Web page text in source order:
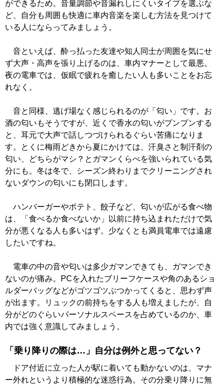
ができるため。音量調節や音漏れしにくいタイプを選ぶな
ど、自分も周囲も快適に車内音楽を楽しむ方法を見つけて
いる人にならってみましょう。
音といえば、酔っ払った友達や知人同士が周囲を気にせ
ず大声・高声を張り上げるのは、車内マナーとして最悪。
夜の電車では、仮眠で疲れを癒したい人も多いことをお忘
れなく。
音と同様、逃げ場なく感じられるのが「匂い」です。お
酒の匂いもそうですが、近くで香水の匂いがプンプンする
と、耳元で大声で話しつづけられるぐらい苦痛になりま
す。とくに梅雨どきから夏にかけては、汗臭さと制汗剤の
匂い、どちらがマシ？とガマンくらべを強いられている気
分にも。冬は冬で、シーズン終わりまでクリーニングされ
ないダウンの匂いにも閉口します。
ハンバーガーやポテト、餃子など、匂いが広がる食べ物
は、「食べるか食べないか」以前に持ち込まれただけで気
分が悪くなる人も多いはず。少なくとも満員電車では遠慮
したいですね。
電車の中の音や匂いは多少ガマンできても、ガマンでき
ないのが痛み。PCを入れたブリーフケースや角のあるショ
ルダーバッグなどがゴツゴツぶつかってくると、思わず声
が出ます。リュックの前持ちをする人も増えましたが、自
分がどのぐらいパーソナルスペースを占めているのか、車
内では強く意識してみましょう。
「乗り降りの際は…」自分は例外と思ってない？
ドア付近に立った人が駅に着いても動かないのは、マナ
ー外れというより積極的な迷惑行為。その分乗り降りに無